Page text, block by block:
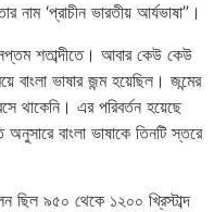
নাম ‘প্রাচীন ভারতীয় আর্যভাষা”।
শতাব্দীতে। আবার কেউ কেউ
বাংলা ভাষার জন্ম হয়েছিল। জন্মের
থাকেনি। এর পরিবর্তন হয়েছে
বাংলা ভাষাকে তিনটি স্তরে
ছিল ৯৫০ থেকে ১২০০ খ্রিস্টাব্দ